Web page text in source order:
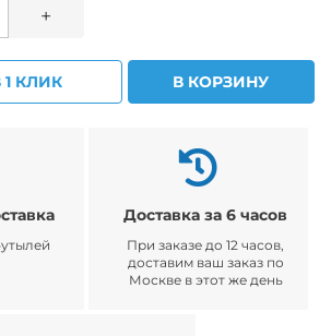
+
КЛИК В КОРЗИНУ
Доставка за 6 часов
При заказе до 12 часов,
доставим ваш заказ по
Москве в этот же день